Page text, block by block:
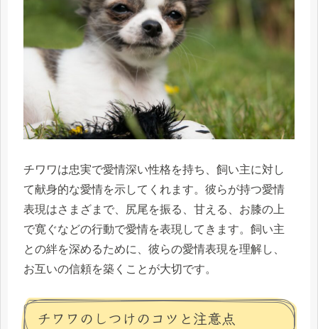
チワワは忠実で愛情深い性格を持ち、飼い主に対し
て献身的な愛情を示してくれます。彼らが持つ愛情
表現はさまざまで、尻尾を振る、甘える、お膝の上
で寛ぐなどの行動で愛情を表現してきます。飼い主
との絆を深めるために、彼らの愛情表現を理解し、
お互いの信頼を築くことが大切です。
チワワのしつけのコツと注意点